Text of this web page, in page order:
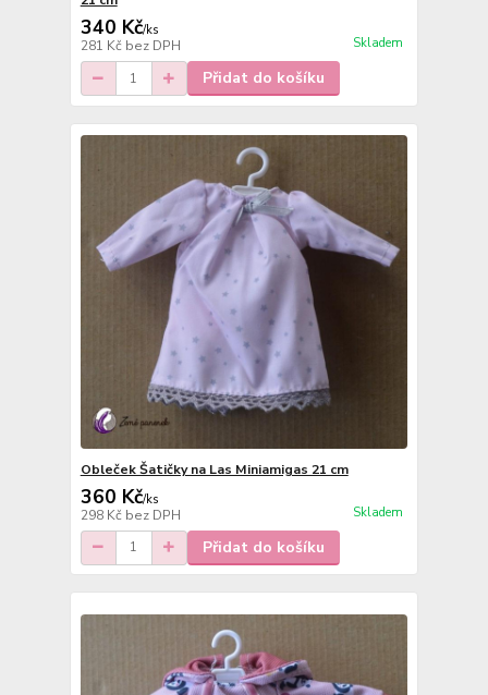
340 Kč/ks
281 Kč bez DPH Skladem
Přidat do košíku
Obleček Šatičky na Las Miniamigas 21 cm
360 Kč/ks
298 Kč bez DPH Skladem
Přidat do košíku